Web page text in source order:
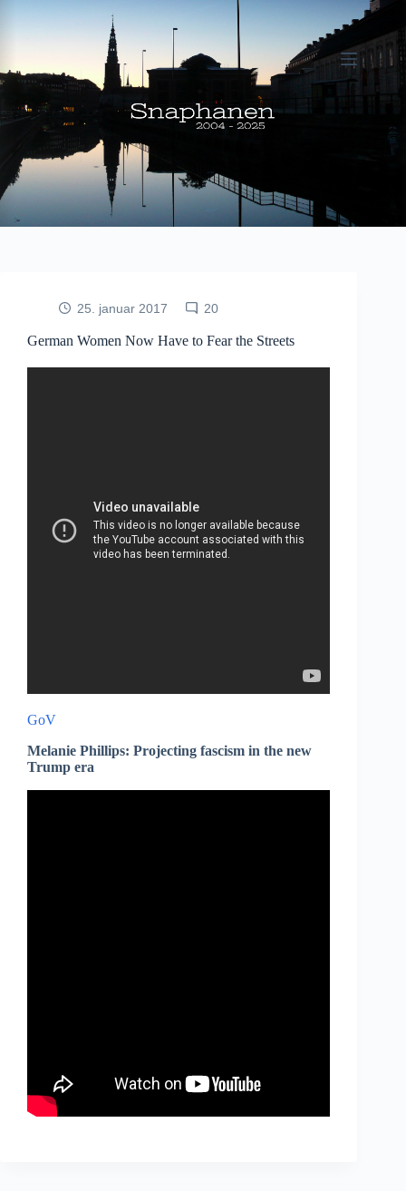
25. januar 2017 20
German Women Now Have to Fear the Streets
GoV
Melanie Phillips: Projecting fascism in the new
Trump era